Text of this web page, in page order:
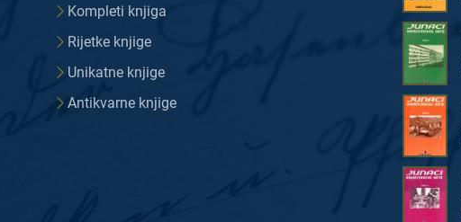
Kompleti knjiga
Rijetke knjige
Unikatne knjige
Antikvarne knjige